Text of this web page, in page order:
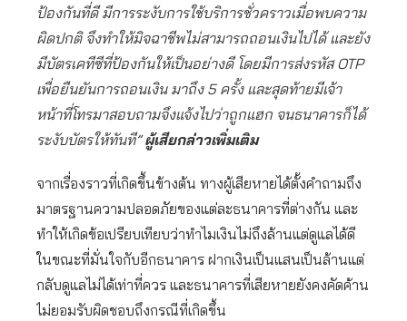
ป้องกันที่ดี มีการระงับการใช้บริการชั่วคราวเมื่อพบความ
ผิดปกติ จึงทำให้มิจฉาชีพไม่สามารถถอนเงินไปได้ และยัง
มีบัตรเคทีซีที่ป้องกันให้เป็นอย่างดี โดยมีการส่งรหัส OTP
เพื่อยืนยันการถอนเงิน มาถึง 5 ครั้ง และสุดท้ายมีเจ้า
หน้าที่โทรมาสอบถามจึงแจ้งไปว่าถูกแฮก จนธนาคารก็ได้
ระงับบัตรให้ทันที”ผู้เสียกล่าวเพิ่มเติม
จากเรื่องราวที่เกิดขึ้นข้างต้น ทางผู้เสียหายได้ตั้งคำถามถึง
มาตรฐานความปลอดภัยของแต่ละธนาคารที่ต่างกัน และ
ทำให้เกิดข้อเปรียบเทียบว่าทำไมเงินไม่ถึงล้านแต่ดูแลได้ดี
ในขณะที่มั่นใจกับอีกธนาคาร ฝากเงินเป็นแสนเป็นล้านแต่
กลับดูแลไม่ได้เท่าที่ควร และธนาคารที่เสียหายยังคงคัดค้าน
ไม่ยอมรับผิดชอบถึงกรณีที่เกิดขึ้น